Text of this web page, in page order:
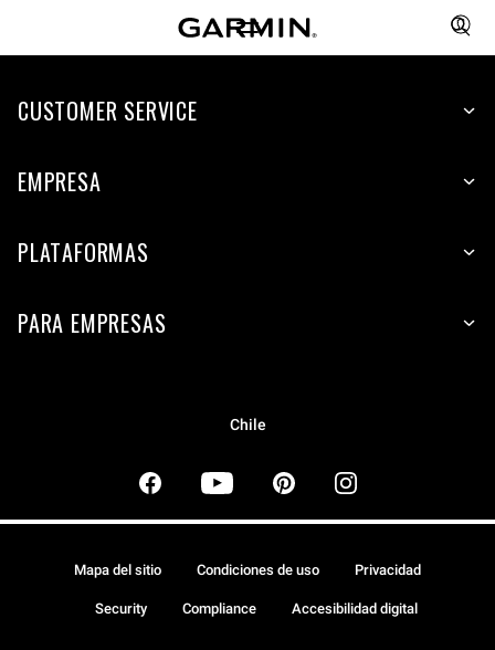
CUSTOMER SERVICE
EMPRESA
PLATAFORMAS
PARA EMPRESAS
Chile
Mapa del sitio Condiciones de uso Privacidad
Security Compliance Accesibilidad digital